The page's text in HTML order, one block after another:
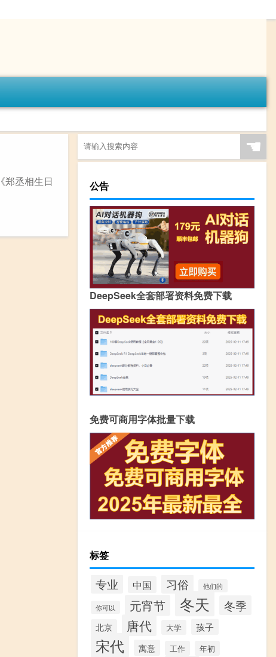
郑丞相生日
☚
公告
DeepSeek全套部署资料免费下载
免费可商用字体批量下载
标签
专业 中国 习俗 他们的
你可以 元宵节 冬天 冬季
北京 唐代 大学 孩子
宋代 寓意 工作 年初